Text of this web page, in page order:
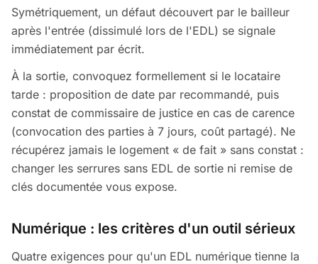
Symétriquement, un défaut découvert par le bailleur
après l'entrée (dissimulé lors de l'EDL) se signale
immédiatement par écrit.
À la sortie, convoquez formellement si le locataire
tarde : proposition de date par recommandé, puis
constat de commissaire de justice en cas de carence
(convocation des parties à 7 jours, coût partagé). Ne
récupérez jamais le logement « de fait » sans constat :
changer les serrures sans EDL de sortie ni remise de
clés documentée vous expose.
Numérique : les critères d'un outil sérieux
Quatre exigences pour qu'un EDL numérique tienne la